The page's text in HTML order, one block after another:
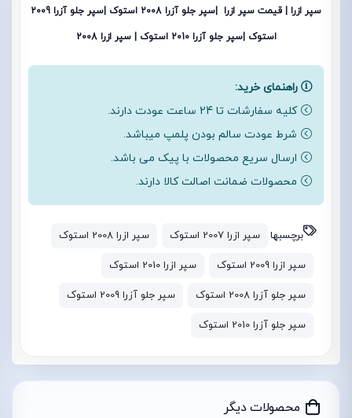
سپر ازرا | قیمت سپر ازرا |سپر جلو آزرا 2008 استوک | سپر جلو آزرا 2009
استوک |سپر جلو آزرا 2010 استوک | سپر ازرا 2008
راهنمای خرید:
کلیه سفارشات تا 24 ساعت عودت دارند.
شرط عودت سالم بودن پلمپ میباشد.
ارسال سریع محصولات با پیک می باشد.
محصولات ضمانت اصالت کالا دارند.
برچسبها سپر ازرا 2007 استوک سپر ازرا 2008 استوک
سپر ازرا 2009 استوک سپر ازرا 2010 استوک
سپر جلو آزرا 2008 استوک سپر جلو آزرا 2009 استوک
سپر جلو آزرا 2010 استوک
محصولات دیگر